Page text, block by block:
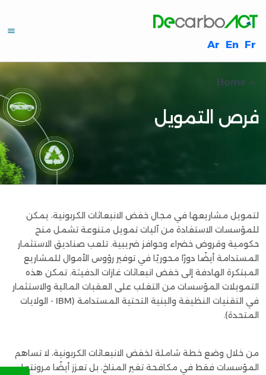
S
k
i
t
m
n
e
Fr
En
Ar
فرص التمويل
لتمويل مشاريعها في مجال خفض الانبعاثات الكربونية، يمكن
للمؤسسات الاستفادة من آليات تمويل متنوعة تشمل منح
حكومية وقروض خضراء وحوافز ضريبية. تلعب صناديق الاستثمار
المستدامة أيضًا دورًا محوريًا في توفير رؤوس الأموال للمشاريع
المبتكرة الهادفة إلى خفض انبعاثات غازات الدفيئة. تمكن هذه
التمويلات المؤسسات من التغلب على العقبات المالية والاستثمار
في التقنيات النظيفة والبنية التحتية المستدامة (IBM - الولايات
المتحدة).
من خلال وضع خطة شاملة لخفض الانبعاثات الكربونية، لا تساهم
المؤسسات فقط في مكافحة تغير المناخ، بل تعزز أيضًا مرونتها